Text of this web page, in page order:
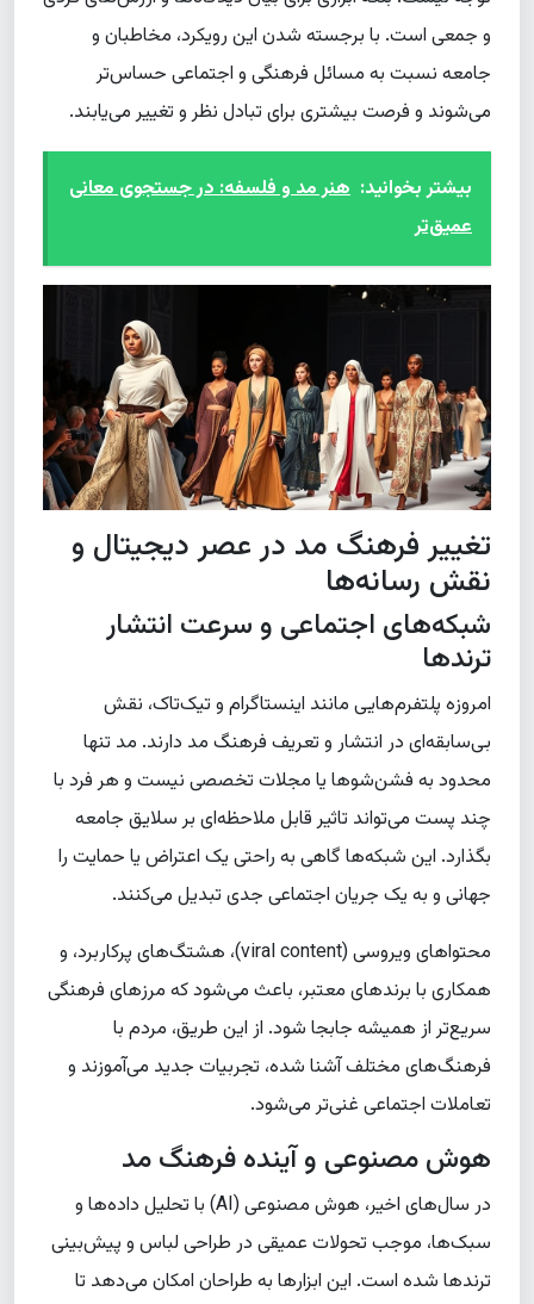
و جمعی است. با برجسته شدن این رویکرد، مخاطبان و
جامعه نسبت به مسائل فرهنگی و اجتماعی حساس‌تر
می‌شوند و فرصت بیشتری برای تبادل نظر و تغییر می‌یابند.
بیشتر بخوانید: هنر مد و فلسفه: در جستجوی معانی
عمیق‌تر
تغییر فرهنگ مد در عصر دیجیتال و
نقش رسانه‌ها
شبکه‌های اجتماعی و سرعت انتشار
ترندها
امروزه پلتفرم‌هایی مانند اینستاگرام و تیک‌تاک، نقش
بی‌سابقه‌ای در انتشار و تعریف فرهنگ مد دارند. مد تنها
محدود به فشن‌شوها یا مجلات تخصصی نیست و هر فرد با
چند پست می‌تواند تاثیر قابل ملاحظه‌ای بر سلایق جامعه
بگذارد. این شبکه‌ها گاهی به راحتی یک اعتراض یا حمایت را
جهانی و به یک جریان اجتماعی جدی تبدیل می‌کنند.
محتواهای ویروسی (viral content)، هشتگ‌های پرکاربرد، و
همکاری با برندهای معتبر، باعث می‌شود که مرزهای فرهنگی
سریع‌تر از همیشه جابجا شود. از این طریق، مردم با
فرهنگ‌های مختلف آشنا شده، تجربیات جدید می‌آموزند و
تعاملات اجتماعی غنی‌تر می‌شود.
هوش مصنوعی و آینده فرهنگ مد
در سال‌های اخیر، هوش مصنوعی (AI) با تحلیل داده‌ها و
سبک‌ها، موجب تحولات عمیقی در طراحی لباس و پیش‌بینی
ترندها شده است. این ابزارها به طراحان امکان می‌دهد تا